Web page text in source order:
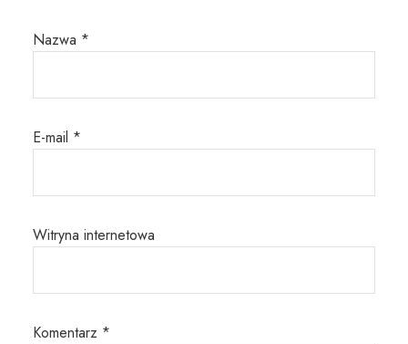
Nazwa *
E-mail *
Witryna internetowa
Komentarz *